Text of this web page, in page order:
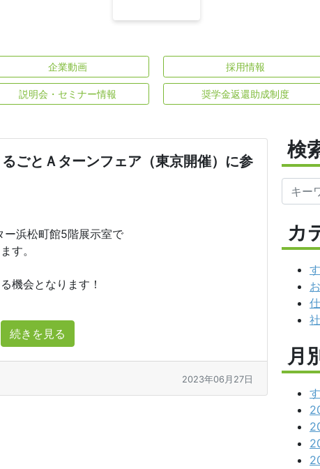
企業動画 採用情報
説明会・セミナー情報 奨学金返還助成制度
ごとＡターンフェア（東京開催）に参
ー浜松町館5階展示室で
す。
機会となります！
続きを見る
2023年06月27日
検
カ
月